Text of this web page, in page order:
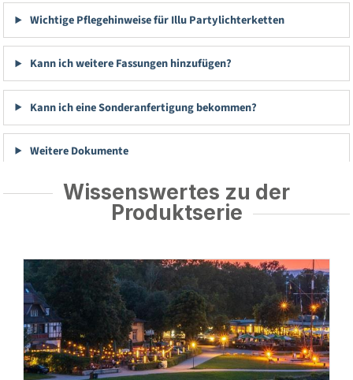
Wichtige Pflegehinweise für Illu Partylichterketten
Kann ich weitere Fassungen hinzufügen?
Kann ich eine Sonderanfertigung bekommen?
Weitere Dokumente
Wissenswertes zu der
Produktserie